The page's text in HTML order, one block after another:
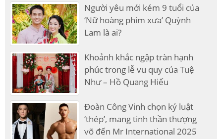
Người yêu mới kém 9 tuổi của
‘Nữ hoàng phim xưa’ Quỳnh
Lam là ai?
Khoảnh khắc ngập tràn hạnh
phúc trong lễ vu quy của Tuệ
Như – Hồ Quang Hiếu
Đoàn Công Vinh chọn kỷ luật
‘thép’, mang tinh thần thượng
võ đến Mr International 2025